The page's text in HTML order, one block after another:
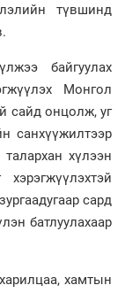
түвшинд
байгуулах
Монгол
сайд онцолж, уг
санхүүжилтээр
хүлээн
сард
батлуулахаар
хамтын